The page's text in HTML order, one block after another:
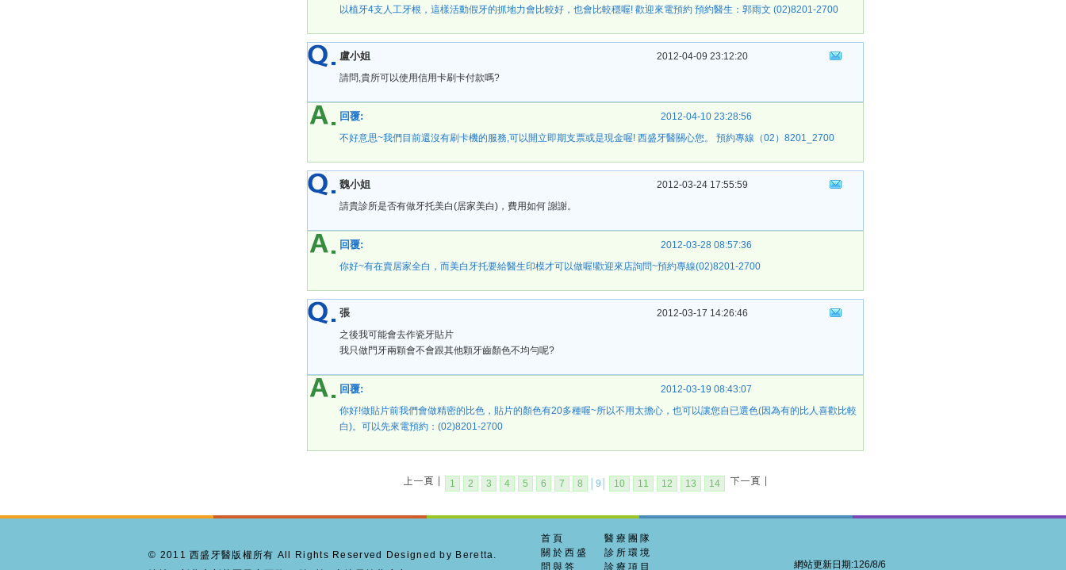
以植牙4支人工牙根，這樣活動假牙的抓地力會比較好，也會比較穩喔! 歡迎來電預約 預約醫生：郭雨文 (02)8201-2700
盧小姐
2012-04-09 23:12:20
請問,貴所可以使用信用卡刷卡付款嗎?
回覆:
2012-04-10 23:28:56
不好意思~我們目前還沒有刷卡機的服務,可以開立即期支票或是現金喔! 西盛牙醫關心您。 預約專線（02）8201_2700
魏小姐
2012-03-24 17:55:59
請貴診所是否有做牙托美白(居家美白)，費用如何 謝謝。
回覆:
2012-03-28 08:57:36
你好~有在賣居家全白，而美白牙托要給醫生印模才可以做喔!歡迎來店詢問~預約專線(02)8201-2700
張
2012-03-17 14:26:46
之後我可能會去作瓷牙貼片
我只做門牙兩顆會不會跟其他顆牙齒顏色不均勻呢?
回覆:
2012-03-19 08:43:07
你好!做貼片前我們會做精密的比色，貼片的顏色有20多種喔~所以不用太擔心，也可以讓您自已選色(因為有的比人喜歡比較
白)。可以先來電預約：(02)8201-2700
1 2 3 4 5 6 7 8 │9│ 10 11 12 13 14
© 2011 西盛牙醫版權所有 All Rights Reserved Designed by Beretta.
首頁
關於西盛
問與答
醫療團隊
診所環境
診療項目
網站更新日期:126/8/6